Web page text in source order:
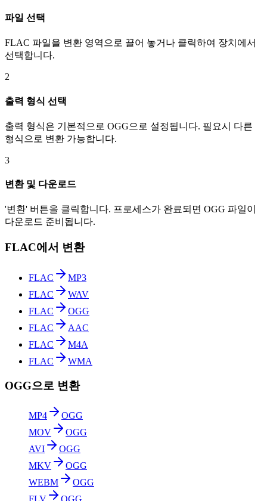
파일 선택
FLAC 파일을 변환 영역으로 끌어 놓거나 클릭하여 장치에서
선택합니다.
2
출력 형식 선택
출력 형식은 기본적으로 OGG으로 설정됩니다. 필요시 다른
형식으로 변환 가능합니다.
3
변환 및 다운로드
'변환' 버튼을 클릭합니다. 프로세스가 완료되면 OGG 파일이
다운로드 준비됩니다.
FLAC에서 변환
FLAC
MP3
FLAC
WAV
FLAC
OGG
FLAC
AAC
FLAC
M4A
FLAC
WMA
OGG으로 변환
MP4
OGG
MOV
OGG
AVI
OGG
MKV
OGG
WEBM
OGG